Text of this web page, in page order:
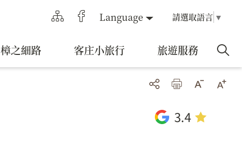
Language 請選取語言 ▼
樟之細路 客庄小旅行 旅遊服務
3.4